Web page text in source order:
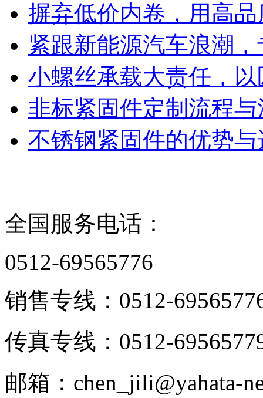
摒弃低价内卷，用高
紧跟新能源汽车浪潮
小螺丝承载大责任，
非标紧固件定制流程
不锈钢紧固件的优势
全国服务电话：
0512-69565776
销售专线：0512-
传真专线：0512-
邮箱：chen_jili@yahata-